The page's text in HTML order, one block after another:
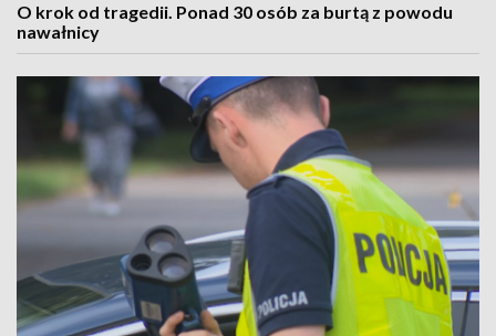
O krok od tragedii. Ponad 30 osób za burtą z powodu
nawałnicy